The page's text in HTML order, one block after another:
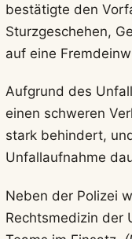
bestätigte den
Sturzgeschehen,
auf eine
Aufgrund des
einen schweren
stark behindert,
Unfallaufnahme
Neben der Polizei
Rechtsmedizin der